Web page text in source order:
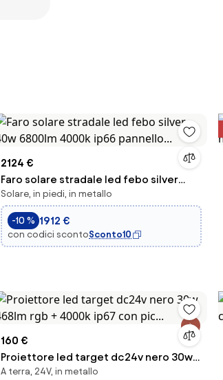
2124 €
Faro solare stradale led febo silver
40w 6800lm 4000k ip66 pannello...
Solare, in piedi, in metallo
-10 % 1912 €
con codici scontoSconto10
160 €
Proiettore led target dc24v nero 30w
468lm rgb + 4000k ip67 con pic...
A terra, 24V, in metallo